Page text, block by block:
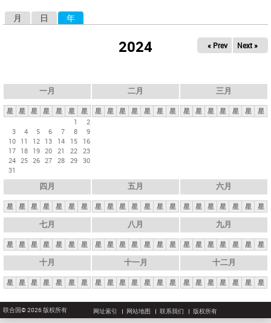
月 日 年
2024 « Prev Next »
一月
星 星 星 星 星 星
星
1
2
3
4 5 6 7 8
9
10 11 12 13 14 15
16
17 18 19 20 21 22 23
24 25 26 27 28 29 30
31
二月
星 星 星 星 星 星 星
三月
星 星 星 星 星 星 星
四月
星 星 星 星 星 星 星
五月
星 星 星 星 星 星 星
六月
星 星 星 星 星 星 星
七月
星 星 星 星 星 星 星
八月
星 星 星 星 星 星 星
九月
星 星 星 星 星 星 星
十月
星 星 星 星 星 星 星
十一月
星 星 星 星 星 星 星
十二月
星 星 星 星 星 星 星
联合国© 2026 版权所有 网址索引 网站地图 联系我们 版权所有